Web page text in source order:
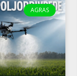
AGRAS